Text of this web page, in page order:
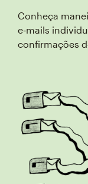
Conheça
e‑mails
confirmações